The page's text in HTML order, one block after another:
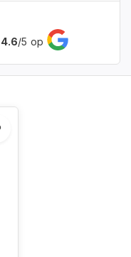
4.6/5 op